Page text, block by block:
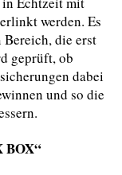
werden. Es
Bereich, die erst
geprüft, ob
dabei
und so die
BOX“